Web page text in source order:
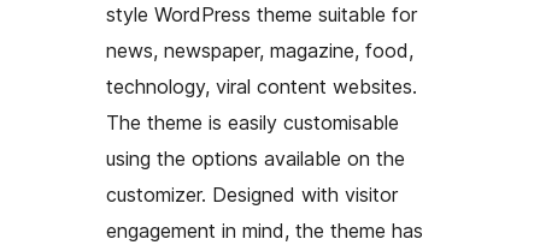
style WordPress theme suitable for
news, newspaper, magazine, food,
technology, viral content websites.
The theme is easily customisable
using the options available on the
customizer. Designed with visitor
engagement in mind, the theme has